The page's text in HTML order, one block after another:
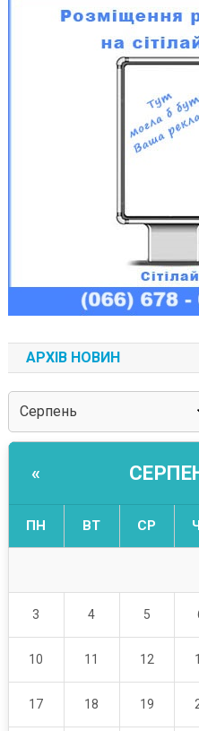
АРХІВ НОВИН
«
ПН ВТ СР
3 4 5
10 11 12
17 18 19